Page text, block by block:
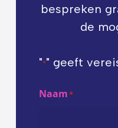
bespreken
de
"*" geeft
Naam*